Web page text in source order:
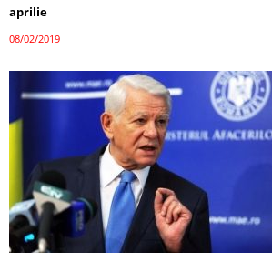
aprilie
08/02/2019